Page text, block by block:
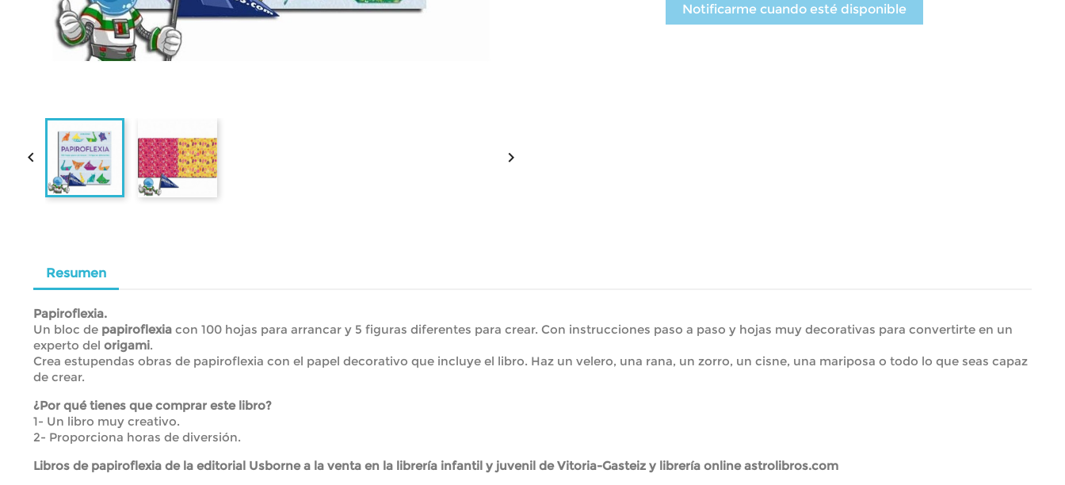
 
Notificarme cuando esté disponible
Resumen
Papiroflexia.
Un bloc de papiroflexia con 100 hojas para arrancar y 5 figuras diferentes para crear. Con instrucciones paso a paso y hojas muy decorativas para convertirte en un
experto del origami.
Crea estupendas obras de papiroflexia con el papel decorativo que incluye el libro. Haz un velero, una rana, un zorro, un cisne, una mariposa o todo lo que seas capaz
de crear.
¿Por qué tienes que comprar este libro?
1- Un libro muy creativo.
2- Proporciona horas de diversión.
Libros de papiroflexia de la editorial Usborne a la venta en la librería infantil y juvenil de Vitoria-Gasteiz y librería online astrolibros.com